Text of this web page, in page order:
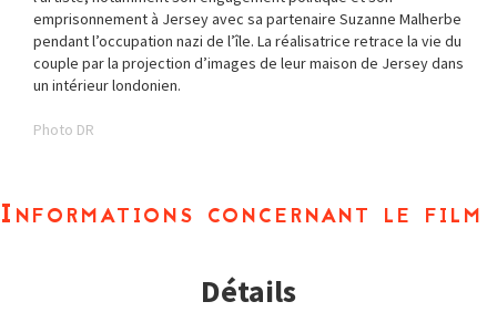
emprisonnement à Jersey avec sa partenaire Suzanne Malherbe
pendant l’occupation nazi de l’île. La réalisatrice retrace la vie du
couple par la projection d’images de leur maison de Jersey dans
un intérieur londonien.
Photo DR
Informations concernant le film
Détails